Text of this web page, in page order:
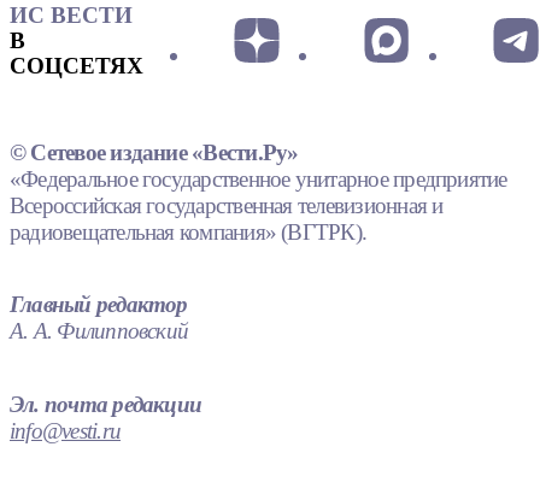
ИС ВЕСТИ
В
СОЦСЕТЯХ
© Сетевое издание «Вести.Ру»
«Федеральное государственное унитарное предприятие
Всероссийская государственная телевизионная и
радиовещательная компания» (ВГТРК).
Главный редактор
А. А. Филипповский
Эл. почта редакции
info@vesti.ru